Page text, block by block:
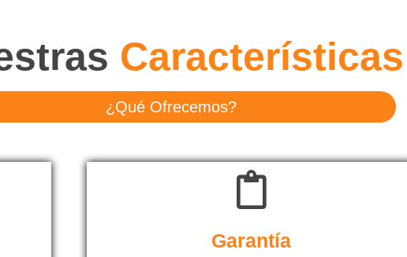
Características
¿Qué Ofrecemos?
Garantía